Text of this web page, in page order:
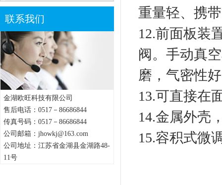
联系我们
金湖欧旺科技有限公司
售后电话：0517－86686844
传真号码：0517－86686844
公司邮箱：jhowkj@163.com
公司地址：江苏省金湖县金湖路48-
11号
重量轻、携
12.前面板装
阀。手动真
磨，气密性
13.可直接在
14.金属外壳
15.容积式微